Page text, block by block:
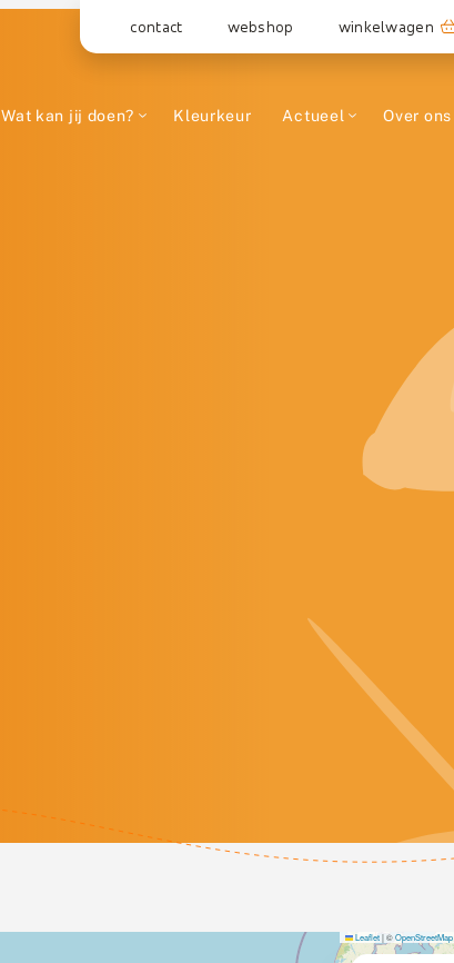
contact webshop winkelwagen
Wat kan jij doen? Kleurkeur Actueel Over ons
Leaflet|©OpenStreetMap